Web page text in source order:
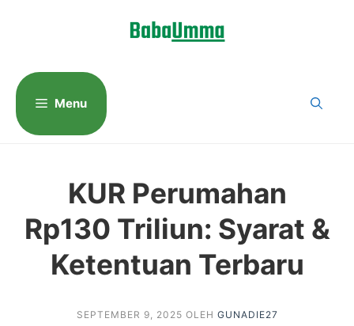
Menu
KUR Perumahan
Rp130 Triliun: Syarat &
Ketentuan Terbaru
SEPTEMBER 9, 2025 OLEH GUNADIE27